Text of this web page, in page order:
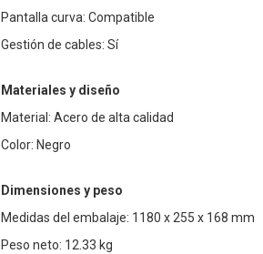
Pantalla curva: Compatible
Gestión de cables: Sí
Materiales y diseño
Material: Acero de alta calidad
Color: Negro
Dimensiones y peso
Medidas del embalaje: 1180 x 255 x 168 mm
Peso neto: 12.33 kg